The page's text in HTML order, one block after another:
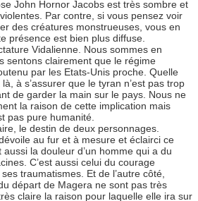
John Hornor Jacobs est très sombre et
Par contre, si vous pensez voir
des créatures monstrueuses, vous en
présence est bien plus diffuse.
Vidalienne. Nous sommes en
sentons clairement que le régime
par les Etats-Unis proche. Quelle
à s’assurer que le tyran n’est pas trop
de garder la main sur le pays. Nous ne
la raison de cette implication mais
pas pure humanité.
le destin de deux personnages.
au fur et à mesure et éclairci ce
aussi la douleur d’un homme qui a du
C’est aussi celui du courage
traumatismes. Et de l’autre côté,
départ de Magera ne sont pas très
claire la raison pour laquelle elle ira sur